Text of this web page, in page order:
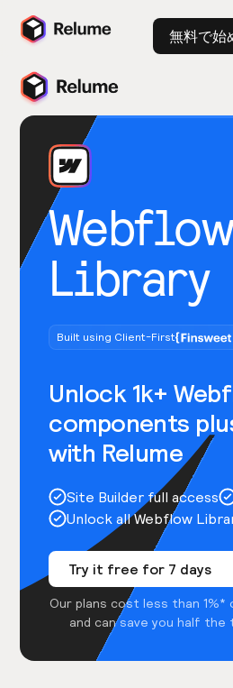
無料で始
Webflow
Library
Built using Client-First
Unlock 1k+
components
with Relume
Site Builder full access
Unlock all Webflow
Try it free for 7 days
Our plans cost less than
and can save you half the